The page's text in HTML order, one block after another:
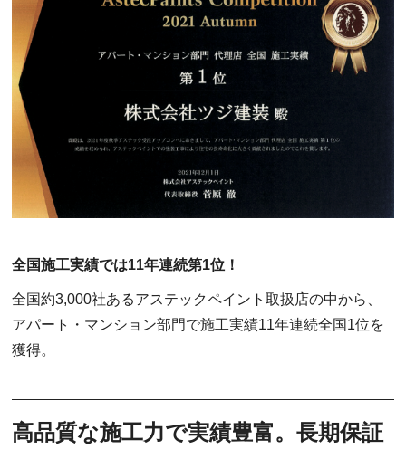
全国施工実績では11年連続第1位！
全国約3,000社あるアステックペイント取扱店の中から、
アパート・マンション部門で施工実績11年連続全国1位を
獲得。
高品質な施工力で実績豊富。長期保証